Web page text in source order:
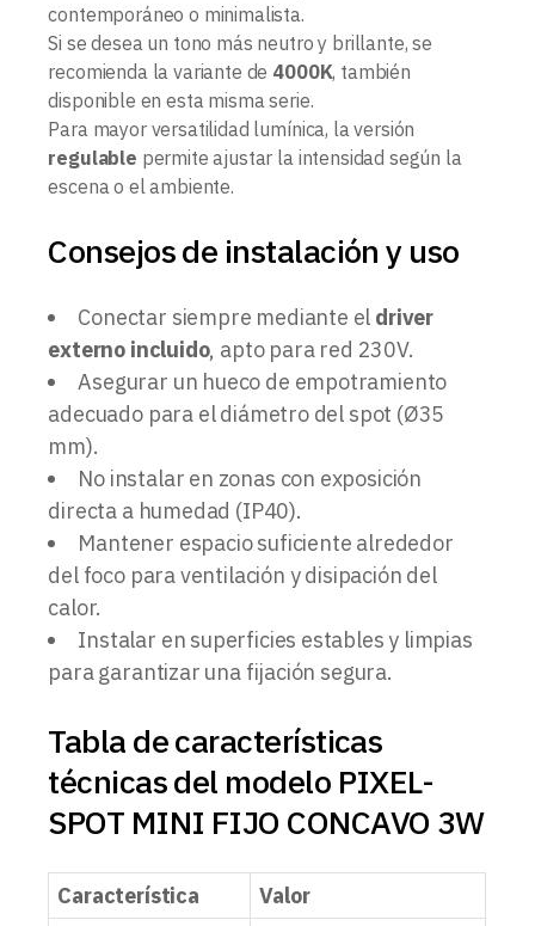
contemporáneo o minimalista.
Si se desea un tono más neutro y brillante, se
recomienda la variante de 4000K, también
disponible en esta misma serie.
Para mayor versatilidad lumínica, la versión
regulable permite ajustar la intensidad según la
escena o el ambiente.
Consejos de instalación y uso
Conectar siempre mediante el driver
externo incluido, apto para red 230V.
Asegurar un hueco de empotramiento
adecuado para el diámetro del spot (Ø35
mm).
No instalar en zonas con exposición
directa a humedad (IP40).
Mantener espacio suficiente alrededor
del foco para ventilación y disipación del
calor.
Instalar en superficies estables y limpias
para garantizar una fijación segura.
Tabla de características
técnicas del modelo PIXEL-
SPOT MINI FIJO CONCAVO 3W
Característica
Valor